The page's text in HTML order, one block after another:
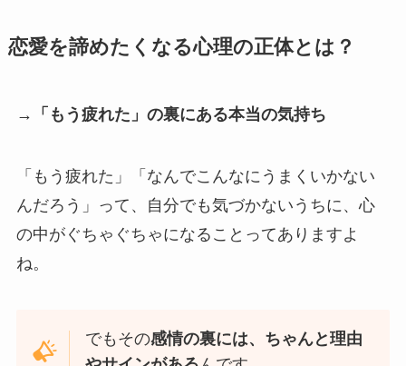
恋愛を諦めたくなる心理の正体とは？
→「もう疲れた」の裏にある本当の気持ち
「もう疲れた」「なんでこんなにうまくいかない
んだろう」って、自分でも気づかないうちに、心
の中がぐちゃぐちゃになることってありますよ
ね。
でもその感情の裏には、ちゃんと理由